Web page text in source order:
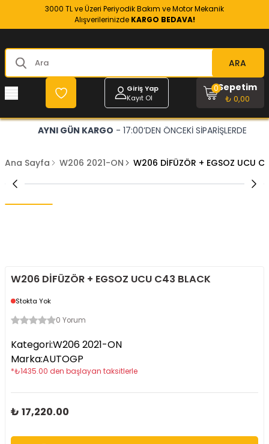
3000 TL ve Üzeri Periyodik Bakım ve Motor Mekanik
Alışverilerinizde KARGO BEDAVA!
ARA
Giriş Yap
Kayıt Ol
Sepetim
₺ 0,00
0
AYNI GÜN KARGO - 17:00’DEN ÖNCEKİ SİPARİŞLERDE
Ana Sayfa W206 2021-ON W206 DİFÜZÖR + EGSOZ UCU
W206 DİFÜZÖR + EGSOZ UCU C43 BLACK
Stokta Yok
0 Yorum
Kategori:W206 2021-ON
Marka:AUTOGP
*₺1435.00 den başlayan taksitlerle
₺ 17,220.00